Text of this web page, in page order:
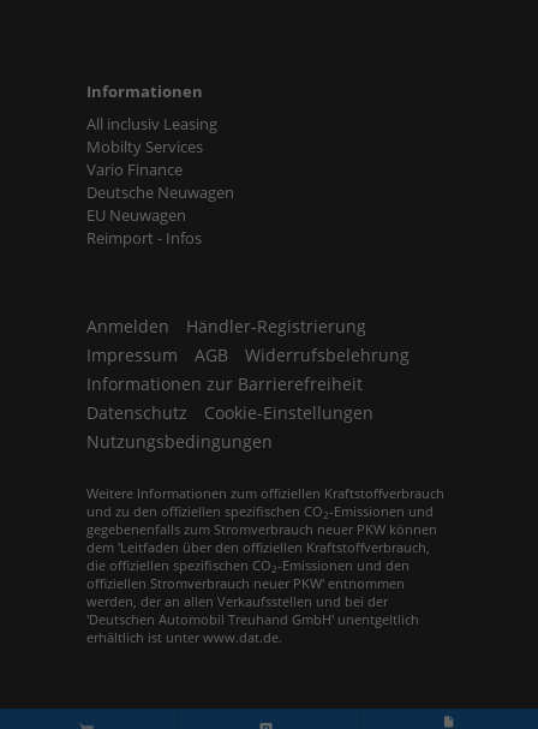
Informationen
All inclusiv Leasing
Mobilty Services
Vario Finance
Deutsche Neuwagen
EU Neuwagen
Reimport - Infos
Anmelden
Händler-Registrierung
Impressum
AGB
Widerrufsbelehrung
Informationen zur Barrierefreiheit
Datenschutz
Cookie-Einstellungen
Nutzungsbedingungen
Weitere Informationen zum offiziellen Kraftstoffverbrauch
und zu den offiziellen spezifischen CO2-Emissionen und
gegebenenfalls zum Stromverbrauch neuer PKW können
dem 'Leitfaden über den offiziellen Kraftstoffverbrauch,
die offiziellen spezifischen CO2-Emissionen und den
offiziellen Stromverbrauch neuer PKW' entnommen
werden, der an allen Verkaufsstellen und bei der
'Deutschen Automobil Treuhand GmbH' unentgeltlich
erhältlich ist unter www.dat.de.